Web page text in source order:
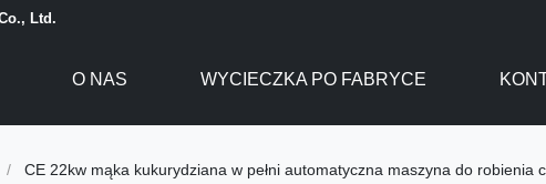
Ltd.
O NAS WYCIECZKA PO FABRYCE
/ CE 22kw mąka kukurydziana w pełni automatyczna maszyna do robienia